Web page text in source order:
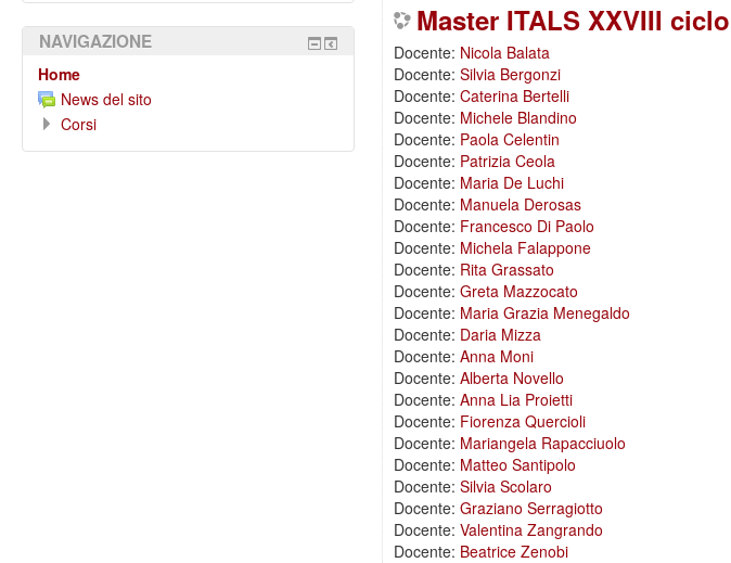
Master ITALS XXVIII ciclo
Docente: Nicola Balata
Docente: Silvia Bergonzi
Docente: Caterina Bertelli
Docente: Michele Blandino
Docente: Paola Celentin
Docente: Patrizia Ceola
Docente: Maria De Luchi
Docente: Manuela Derosas
Docente: Francesco Di Paolo
Docente: Michela Falappone
Docente: Rita Grassato
Docente: Greta Mazzocato
Docente: Maria Grazia Menegaldo
Docente: Daria Mizza
Docente: Anna Moni
Docente: Alberta Novello
Docente: Anna Lia Proietti
Docente: Fiorenza Quercioli
Docente: Mariangela Rapacciuolo
Docente: Matteo Santipolo
Docente: Silvia Scolaro
Docente: Graziano Serragiotto
Docente: Valentina Zangrando
Docente: Beatrice Zenobi
NAVIGAZIONE
Home
News del sito
Corsi